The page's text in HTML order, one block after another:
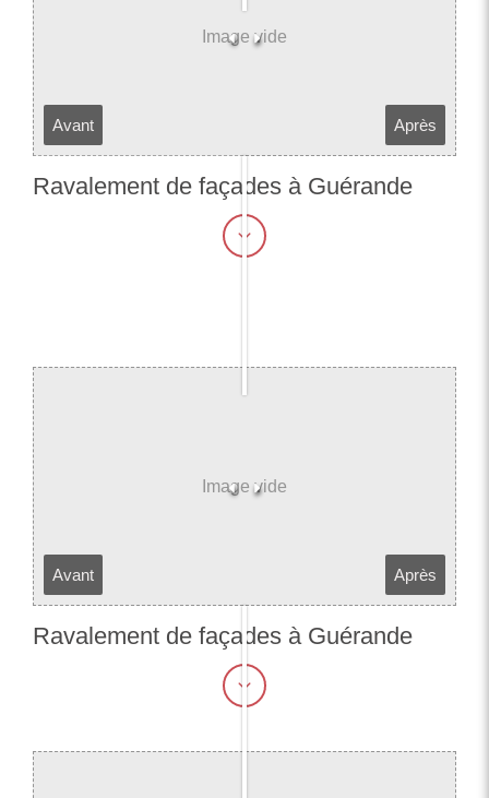
Avant Après
Ravalement de façades à Guérande​​​​​​​
Avant Après
Ravalement de façades à Guérande